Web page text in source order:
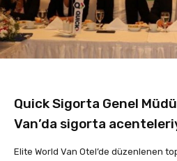
Quick Sigorta Genel
Van’da sigorta
Elite World Van Otel’de düzenlenen